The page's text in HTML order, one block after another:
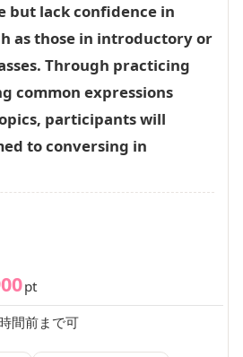
but lack confidence in
as those in introductory or
Through practicing
common expressions
participants will
to conversing in
pt
間前まで可